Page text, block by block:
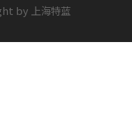
by 上海特蓝